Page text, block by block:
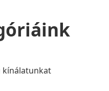
kínálatunkat